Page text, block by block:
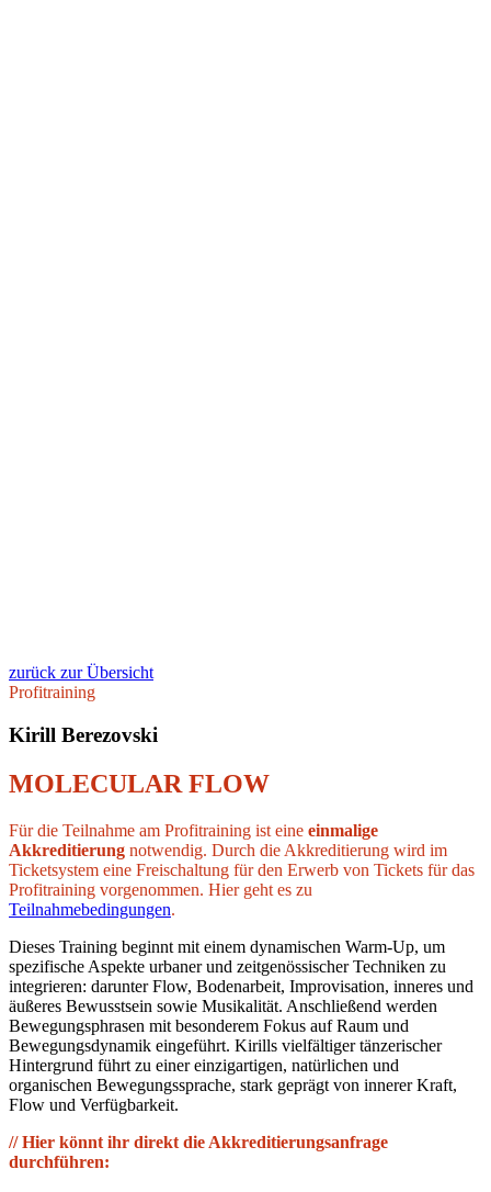
zurück zur Übersicht
Profitraining
Kirill Berezovski
MOLECULAR FLOW
Für die Teilnahme am Profitraining ist eine einmalige
Akkreditierung notwendig. Durch die Akkreditierung wird im
Ticketsystem eine Freischaltung für den Erwerb von Tickets für das
Profitraining vorgenommen. Hier geht es zu
Teilnahmebedingungen.
Dieses Training beginnt mit einem dynamischen Warm-Up, um
spezifische Aspekte urbaner und zeitgenössischer Techniken zu
integrieren: darunter Flow, Bodenarbeit, Improvisation, inneres und
äußeres Bewusstsein sowie Musikalität. Anschließend werden
Bewegungsphrasen mit besonderem Fokus auf Raum und
Bewegungsdynamik eingeführt. Kirills vielfältiger tänzerischer
Hintergrund führt zu einer einzigartigen, natürlichen und
organischen Bewegungssprache, stark geprägt von innerer Kraft,
Flow und Verfügbarkeit.
// Hier könnt ihr direkt die Akkreditierungsanfrage
durchführen: